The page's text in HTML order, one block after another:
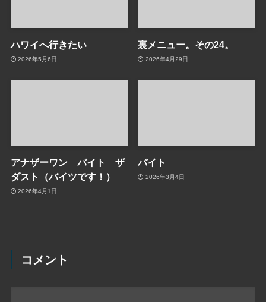
ハワイへ行きたい
2026年5月6日
裏メニュー。その24。
2026年4月29日
アナザーワン バイト ザ
ダスト（バイツです！）
2026年4月1日
バイト
2026年3月4日
コメント